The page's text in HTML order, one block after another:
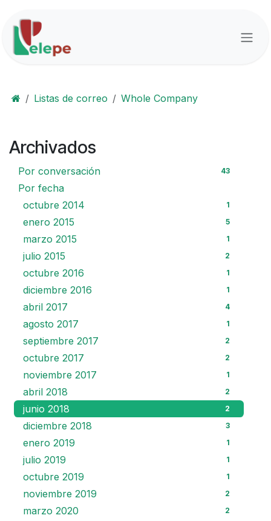
Listas de correo Whole Company
Archivados
Por conversación 43
Por fecha
octubre 2014
1
enero 2015 5
marzo 2015 1
julio 2015 2
octubre 2016 1
diciembre 2016 1
abril 2017 4
agosto 2017 1
septiembre 2017 2
octubre 2017 2
noviembre 2017 1
abril 2018 2
junio 2018 2
diciembre 2018 3
enero 2019 1
julio 2019 1
octubre 2019 1
noviembre 2019 2
marzo 2020 2